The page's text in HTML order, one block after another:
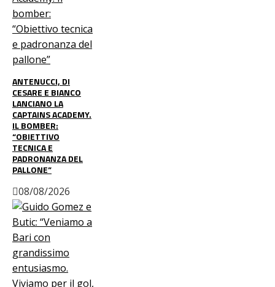
ANTENUCCI, DI
CESARE E BIANCO
LANCIANO LA
CAPTAINS ACADEMY.
IL BOMBER:
“OBIETTIVO
TECNICA E
PADRONANZA DEL
PALLONE”
08/08/2026